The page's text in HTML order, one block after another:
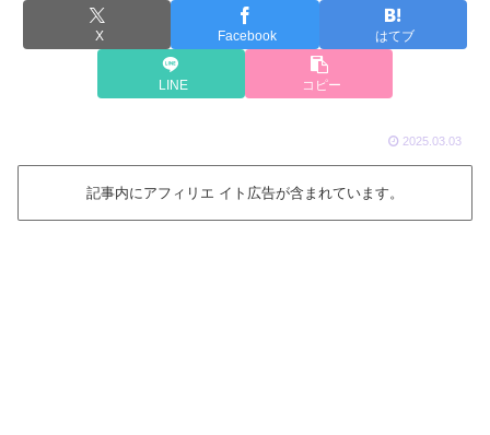
X Facebook はてブ
LINE コピー
2025.03.03
記事内にアフィリエ イト広告が含まれています。